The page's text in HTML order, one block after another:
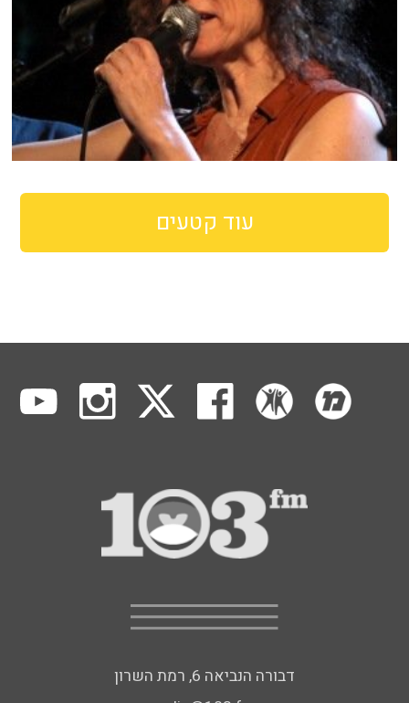
עוד קטעים
דבורה הנביאה 6, רמת השרון